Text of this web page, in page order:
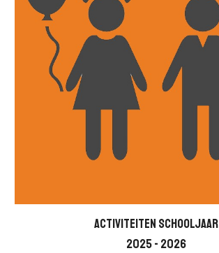
Activiteiten schooljaar
2025 - 2026